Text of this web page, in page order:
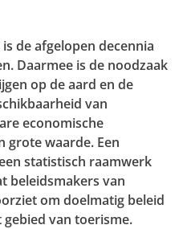
de afgelopen decennia
Daarmee is de noodzaak
op de aard en de
van
economische
grote waarde. Een
statistisch raamwerk
beleidsmakers van
om doelmatig beleid
van toerisme.